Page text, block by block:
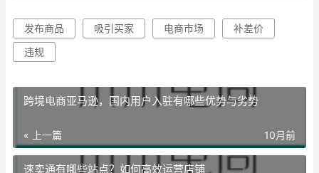
发布商品 吸引买家 电商市场
补差价
违规
跨境电商亚马逊，国内用户入驻有哪些优势与劣势
« 上一篇 10月前
速卖通有哪些站点？如何高效运营店铺